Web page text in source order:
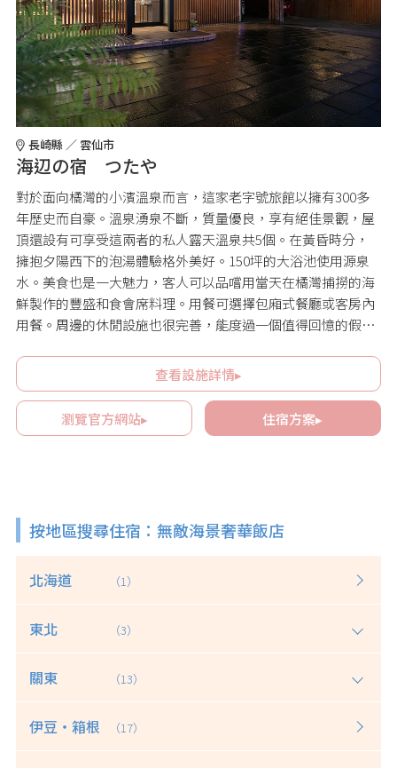
長崎縣 ／ 雲仙市
海辺の宿 つたや
對於面向橘灣的小濱溫泉而言，這家老字號旅館以擁有300多
年歷史而自豪。溫泉湧泉不斷，質量優良，享有絕佳景觀，屋
頂還設有可享受這兩者的私人露天溫泉共5個。在黃昏時分，
擁抱夕陽西下的泡湯體驗格外美好。150坪的大浴池使用源泉
水。美食也是一大魅力，客人可以品嚐用當天在橘灣捕撈的海
鮮製作的豐盛和食會席料理。用餐可選擇包廂式餐廳或客房內
用餐。周邊的休閒設施也很完善，能度過一個值得回憶的假
查看設施詳情▸
瀏覽官方網站▸ 住宿方案▸
按地區搜尋住宿：無敵海景奢華飯店
北海道 （1）
東北 （3）
關東 （13）
伊豆・箱根 （17）